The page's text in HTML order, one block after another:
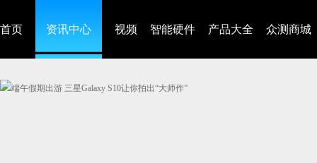
首页 资讯中心 视频 智能硬件 产品大全 众测商城